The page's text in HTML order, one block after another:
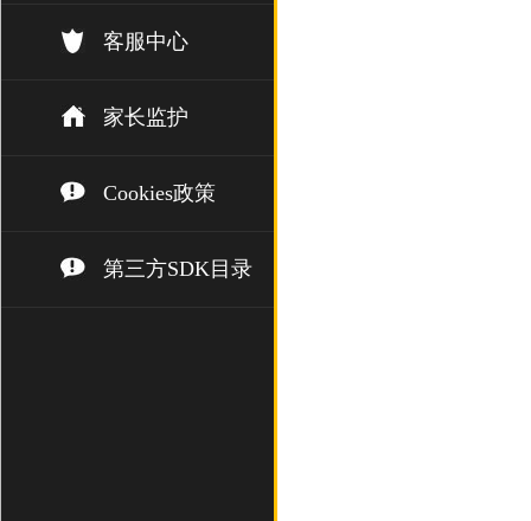
客服中心
家长监护
Cookies政策
第三方SDK目录